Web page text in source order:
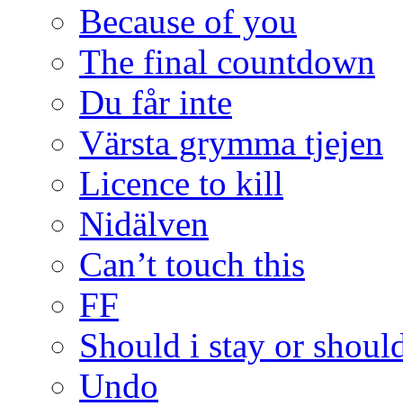
Because of you
The final countdown
Du får inte
Värsta grymma tjejen
Licence to kill
Nidälven
Can’t touch this
FF
Should i stay or
Undo